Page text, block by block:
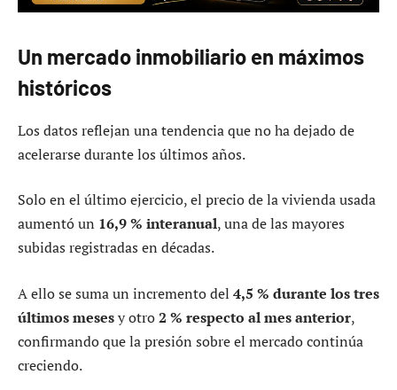
Un mercado inmobiliario en máximos
históricos
Los datos reflejan una tendencia que no ha dejado de
acelerarse durante los últimos años.
Solo en el último ejercicio, el precio de la vivienda usada
aumentó un 16,9 % interanual, una de las mayores
subidas registradas en décadas.
A ello se suma un incremento del 4,5 % durante los tres
últimos mesesy otro2 % respecto al mes anterior,
confirmando que la presión sobre el mercado continúa
creciendo.